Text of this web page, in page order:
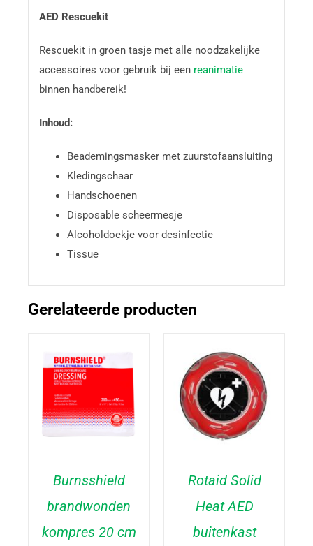
AED Rescuekit
Rescuekit in groen tasje met alle noodzakelijke
accessoires voor gebruik bij een reanimatie
binnen handbereik!
Inhoud:
Beademingsmasker met zuurstofaansluiting
Kledingschaar
Handschoenen
Disposable scheermesje
Alcoholdoekje voor desinfectie
Tissue
Gerelateerde producten
TOEVOEGEN AAN
DETAILS
Burnsshield
brandwonden
kompres 20 cm
TOEVOEGEN AAN
DETAILS
Rotaid Solid
Heat AED
buitenkast